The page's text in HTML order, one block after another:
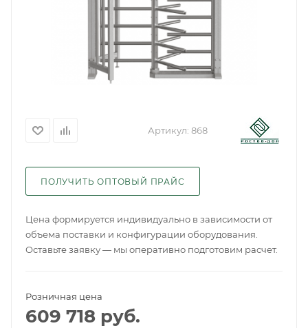
Артикул: 868
ПОЛУЧИТЬ ОПТОВЫЙ ПРАЙС
Цена формируется индивидуально в зависимости от
объема поставки и конфигурации оборудования.
Оставьте заявку — мы оперативно подготовим расчет.
Розничная цена
609 718 руб.